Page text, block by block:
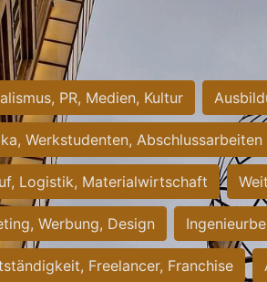
PR, Medien, Kultur
Werkstudenten, Abschlussarbeiten
Logistik, Materialwirtschaft
Werbung, Design
Freelancer, Franchise